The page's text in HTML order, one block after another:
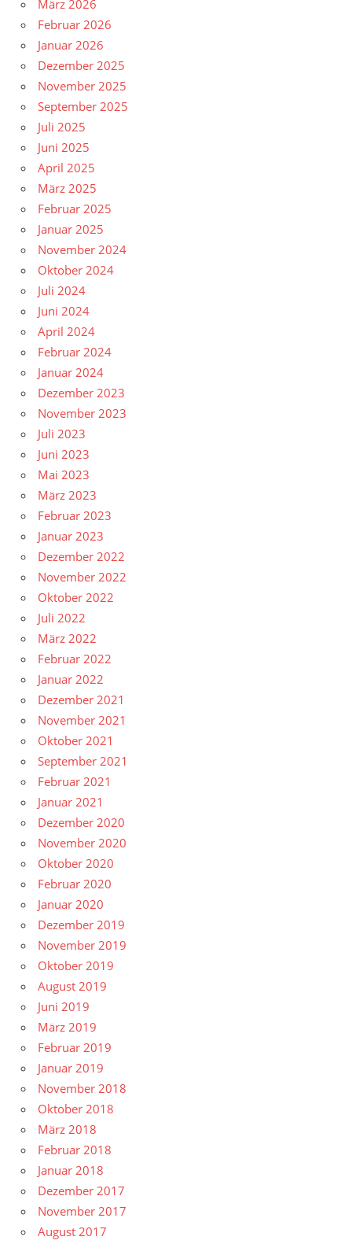
März 2026
Februar 2026
Januar 2026
Dezember 2025
November 2025
September 2025
Juli 2025
Juni 2025
April 2025
März 2025
Februar 2025
Januar 2025
November 2024
Oktober 2024
Juli 2024
Juni 2024
April 2024
Februar 2024
Januar 2024
Dezember 2023
November 2023
Juli 2023
Juni 2023
Mai 2023
März 2023
Februar 2023
Januar 2023
Dezember 2022
November 2022
Oktober 2022
Juli 2022
März 2022
Februar 2022
Januar 2022
Dezember 2021
November 2021
Oktober 2021
September 2021
Februar 2021
Januar 2021
Dezember 2020
November 2020
Oktober 2020
Februar 2020
Januar 2020
Dezember 2019
November 2019
Oktober 2019
August 2019
Juni 2019
März 2019
Februar 2019
Januar 2019
November 2018
Oktober 2018
März 2018
Februar 2018
Januar 2018
Dezember 2017
November 2017
August 2017